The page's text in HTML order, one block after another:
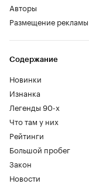
Авторы
Размещение рекламы
Содержание
Новинки
Изнанка
Легенды 90-х
Что там у них
Рейтинги
Большой пробег
Закон
Новости